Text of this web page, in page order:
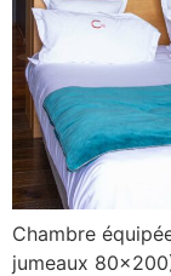
Chambre
jumeaux